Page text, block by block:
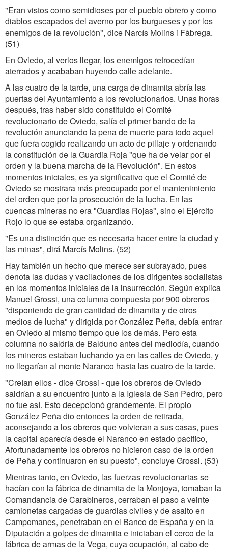
"Eran vistos como semidioses por el pueblo obrero y como
diablos escapados del averno por los burgueses y por los
enemigos de la revolución", dice Narcís Molins i Fàbrega.
(51)
En Oviedo, al verlos llegar, los enemigos retrocedían
aterrados y acababan huyendo calle adelante.
A las cuatro de la tarde, una carga de dinamita abría las
puertas del Ayuntamiento a los revolucionarios. Unas horas
después, tras haber sido constituido el Comité
revolucionario de Oviedo, salía el primer bando de la
revolución anunciando la pena de muerte para todo aquel
que fuera cogido realizando un acto de pillaje y ordenando
la constitución de la Guardia Roja "que ha de velar por el
orden y la buena marcha de la Revolución". En estos
momentos iniciales, es ya significativo que el Comité de
Oviedo se mostrara más preocupado por el mantenimiento
del orden que por la prosecución de la lucha. En las
cuencas mineras no era "Guardias Rojas", sino el Ejército
Rojo lo que se estaba organizando.
"Es una distinción que es necesaria hacer entre la ciudad y
las minas", dirá Marcís Molins. (52)
Hay también un hecho que merece ser subrayado, pues
denota las dudas y vacilaciones de los dirigentes socialistas
en los momentos iniciales de la insurrección. Según explica
Manuel Grossi, una columna compuesta por 900 obreros
"disponiendo de gran cantidad de dinamita y de otros
medios de lucha" y dirigida por González Peña, debía entrar
en Oviedo al mismo tiempo que los demás. Pero esta
columna no saldría de Balduno antes del mediodía, cuando
los mineros estaban luchando ya en las calles de Oviedo, y
no llegarían al monte Naranco hasta las cuatro de la tarde.
"Creían ellos - dice Grossi - que los obreros de Oviedo
saldrían a su encuentro junto a la Iglesia de San Pedro, pero
no fue así. Esto decepcionó grandemente. El propio
González Peña dio entonces la orden de retirada,
aconsejando a los obreros que volvieran a sus casas, pues
la capital aparecía desde el Naranco en estado pacífico,
Afortunadamente los obreros no hicieron caso de la orden
de Peña y continuaron en su puesto", concluye Grossi. (53)
Mientras tanto, en Oviedo, las fuerzas revolucionarias se
hacían con la fábrica de dinamita de la Monjoya, tomaban la
Comandancia de Carabineros, cerraban el paso a veinte
camionetas cargadas de guardias civiles y de asalto en
Campomanes, penetraban en el Banco de España y en la
Diputación a golpes de dinamita e iniciaban el cerco de la
fábrica de armas de la Vega, cuya ocupación, al cabo de